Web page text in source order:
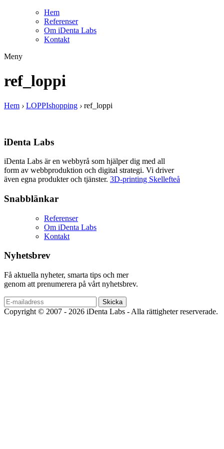
Hem
Referenser
Om iDenta Labs
Kontakt
Meny
ref_loppi
Hem › LOPPIshopping › ref_loppi
iDenta Labs
iDenta Labs är en webbyrå som hjälper dig med all
form av webbproduktion och digital strategi. Vi driver
även egna produkter och tjänster. 3D-printing Skellefteå
Snabblänkar
Referenser
Om iDenta Labs
Kontakt
Nyhetsbrev
Få aktuella nyheter, smarta tips och mer
genom att prenumerera på vårt nyhetsbrev.
Copyright © 2007 - 2026 iDenta Labs - Alla rättigheter reserverade.